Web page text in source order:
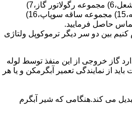
قطعات ساختمان آب گرم کن های دیواری شمعک دار عبارتند از : 1) کلاهک تعدیل،2) کلاهک تعدیل جریان دودکش،3) صفحه پشتی آبگرمکن،4) مبدل گرمایی،5) مجموعه مشعل،6) مجموعه رگولاتور گاز،7)
مجموعه رگولاتور آب،8) رویه آبگرمکن،9) صفحه پشتی آبگرمکن،10) رگولاتور آب در آبگرمکن های شمعک دار،11) بدنه،12) قاب برنجی،13) شیپوره،14) شیر احتراق آهسته،15) مجموعه ساقه سوپاپ،16)
بین دو سر دیگر ترموکوپل ولتاژی
گاز خروجی از این منفذ توسط لوله
از نمایندگی تعمیر آبگرمکن و یا هر
این برد از یک آدابتور یا دو عدد باتری 1/5 ولت تامین می شود.برای ایجاد جرقه یک تراس افزاینده این 3 ولت را به 14000 تا 18000 ولت تبدیل می کند.هنگامی که شیر آبگرم